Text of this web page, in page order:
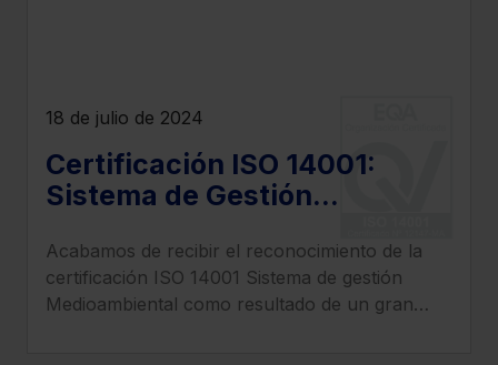
18 de julio de 2024
Certificación ISO 14001:
Sistema de Gestión
Acabamos de recibir el reconocimiento de la
certificación ISO 14001 Sistema de gestión
Medioambiental como resultado de un gran